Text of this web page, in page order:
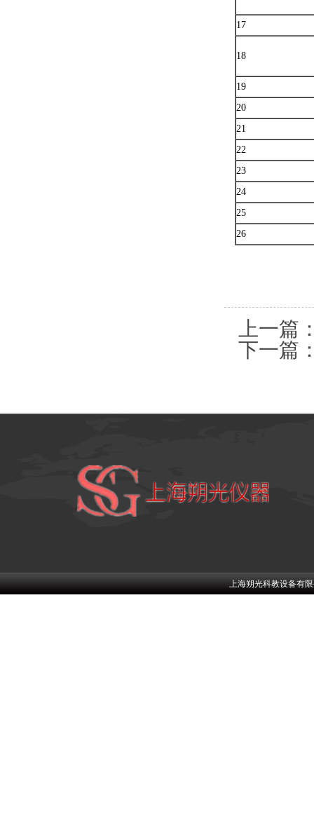
17
18
19
20
21
22
23
24
25
26
上一篇
下一篇
上海朔光科教设备有